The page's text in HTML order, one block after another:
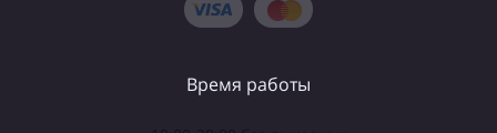
Время работы